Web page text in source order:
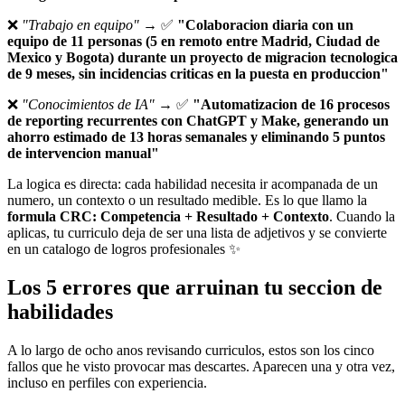
❌ "Trabajo en equipo" → ✅ "Colaboracion diaria con un
equipo de 11 personas (5 en remoto entre Madrid, Ciudad de
Mexico y Bogota) durante un proyecto de migracion tecnologica
de 9 meses, sin incidencias criticas en la puesta en produccion"
❌ "Conocimientos de IA" → ✅ "Automatizacion de 16 procesos
de reporting recurrentes con ChatGPT y Make, generando un
ahorro estimado de 13 horas semanales y eliminando 5 puntos
de intervencion manual"
La logica es directa: cada habilidad necesita ir acompanada de un
numero, un contexto o un resultado medible. Es lo que llamo la
formula CRC: Competencia + Resultado + Contexto. Cuando la
aplicas, tu curriculo deja de ser una lista de adjetivos y se convierte
en un catalogo de logros profesionales ✨
Los 5 errores que arruinan tu seccion de
habilidades
A lo largo de ocho anos revisando curriculos, estos son los cinco
fallos que he visto provocar mas descartes. Aparecen una y otra vez,
incluso en perfiles con experiencia.